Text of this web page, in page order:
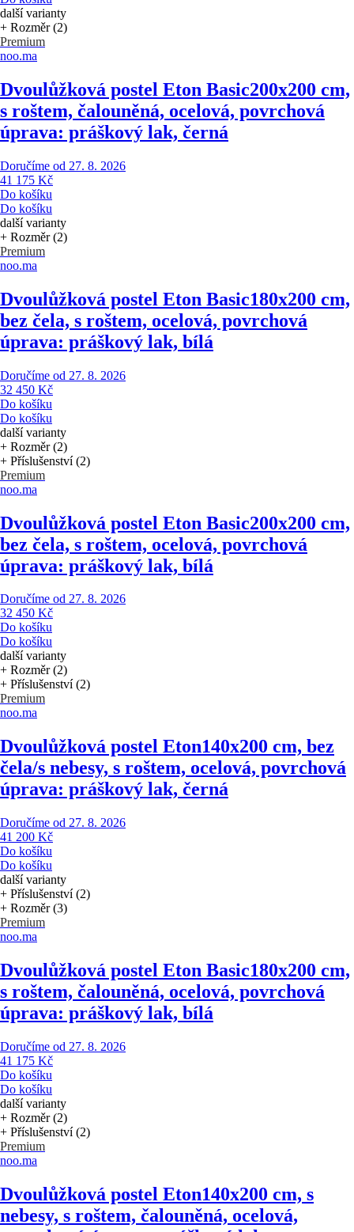
další varianty
+ Rozměr (2)
Premium
noo.ma
Dvoulůžková postel Eton Basic200x200 cm,
s roštem, čalouněná, ocelová, povrchová
úprava: práškový lak, černá
Doručíme od 27. 8. 2026
41 175 Kč
Do košíku
Do košíku
další varianty
+ Rozměr (2)
Premium
noo.ma
Dvoulůžková postel Eton Basic180x200 cm,
bez čela, s roštem, ocelová, povrchová
úprava: práškový lak, bílá
Doručíme od 27. 8. 2026
32 450 Kč
Do košíku
Do košíku
další varianty
+ Rozměr (2)
+ Příslušenství (2)
Premium
noo.ma
Dvoulůžková postel Eton Basic200x200 cm,
bez čela, s roštem, ocelová, povrchová
úprava: práškový lak, bílá
Doručíme od 27. 8. 2026
32 450 Kč
Do košíku
Do košíku
další varianty
+ Rozměr (2)
+ Příslušenství (2)
Premium
noo.ma
Dvoulůžková postel Eton140x200 cm, bez
čela/s nebesy, s roštem, ocelová, povrchová
úprava: práškový lak, černá
Doručíme od 27. 8. 2026
41 200 Kč
Do košíku
Do košíku
další varianty
+ Příslušenství (2)
+ Rozměr (3)
Premium
noo.ma
Dvoulůžková postel Eton Basic180x200 cm,
s roštem, čalouněná, ocelová, povrchová
úprava: práškový lak, bílá
Doručíme od 27. 8. 2026
41 175 Kč
Do košíku
Do košíku
další varianty
+ Rozměr (2)
+ Příslušenství (2)
Premium
noo.ma
Dvoulůžková postel Eton140x200 cm, s
nebesy, s roštem, čalouněná, ocelová,